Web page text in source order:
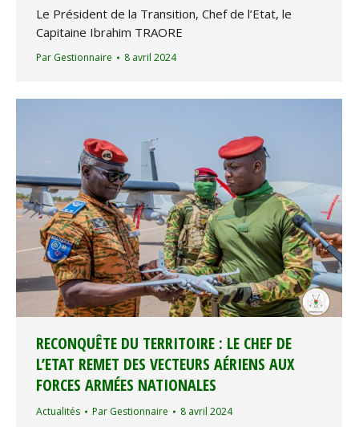
Le Président de la Transition, Chef de l’Etat, le
Capitaine Ibrahim TRAORE
Par Gestionnaire 8 avril 2024
RECONQUÊTE DU TERRITOIRE : LE CHEF DE
L’ETAT REMET DES VECTEURS AÉRIENS AUX
FORCES ARMÉES NATIONALES
Actualités Par Gestionnaire 8 avril 2024